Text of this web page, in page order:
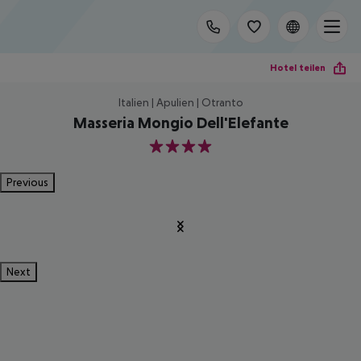
Hotel teilen
Italien | Apulien | Otranto
Masseria Mongio Dell'Elefante
4
Previous
Next